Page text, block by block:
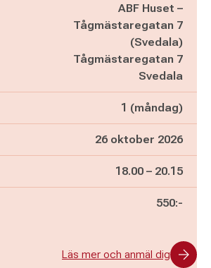
ABF Huset –
Tågmästaregatan 7
(Svedala)
Tågmästaregatan 7
Svedala
1 (måndag)
26 oktober 2026
Pågår mellan
18.00 – och
20.15
550:-
Läs mer och anmäl dig